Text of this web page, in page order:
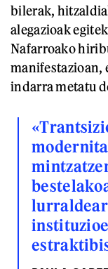
bilerak,
alegazioak
Nafarroako
manifestazioan,
indarra metatu